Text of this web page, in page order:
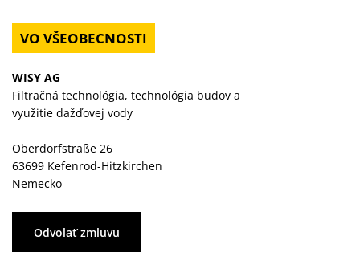
VO VŠEOBECNOSTI
WISY AG
Filtračná technológia, technológia budov a
využitie dažďovej vody
Oberdorfstraße 26
63699 Kefenrod-Hitzkirchen
Nemecko
Odvolať zmluvu